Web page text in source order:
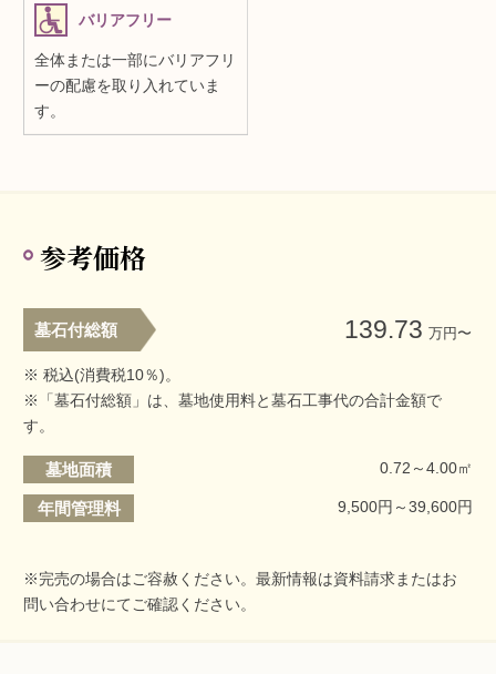
バリアフリー
全体または一部にバリアフリ
ーの配慮を取り入れていま
す。
参考価格
墓石付総額 139.73 万円〜
※ 税込(消費税10％)。
※「墓石付総額」は、墓地使用料と墓石工事代の合計金額で
す。
墓地面積 0.72～4.00㎡
年間管理料 9,500円～39,600円
※完売の場合はご容赦ください。最新情報は資料請求またはお
問い合わせにてご確認ください。